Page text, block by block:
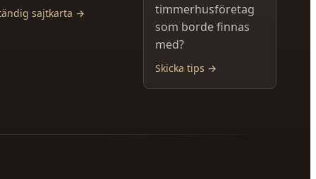
sajtkarta →
timmerhusföretag
som borde finnas
med?
Skicka tips →